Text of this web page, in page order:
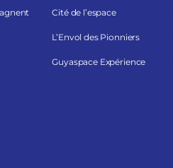
Cité de l’espace
L’Envol des Pionniers
Guyaspace Expérience